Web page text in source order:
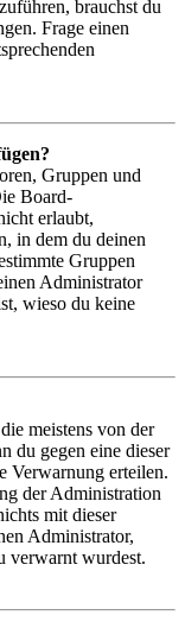
brauchst du
Frage einen
Gruppen und
Board-
erlaubt,
in dem du deinen
Gruppen
Administrator
wieso du keine
meistens von der
du gegen eine dieser
Verwarnung erteilen.
der Administration
mit dieser
Administrator,
verwarnt wurdest.